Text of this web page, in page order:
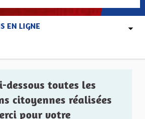
EN LIGNE
dessous toutes les
citoyennes réalisées
pour votre